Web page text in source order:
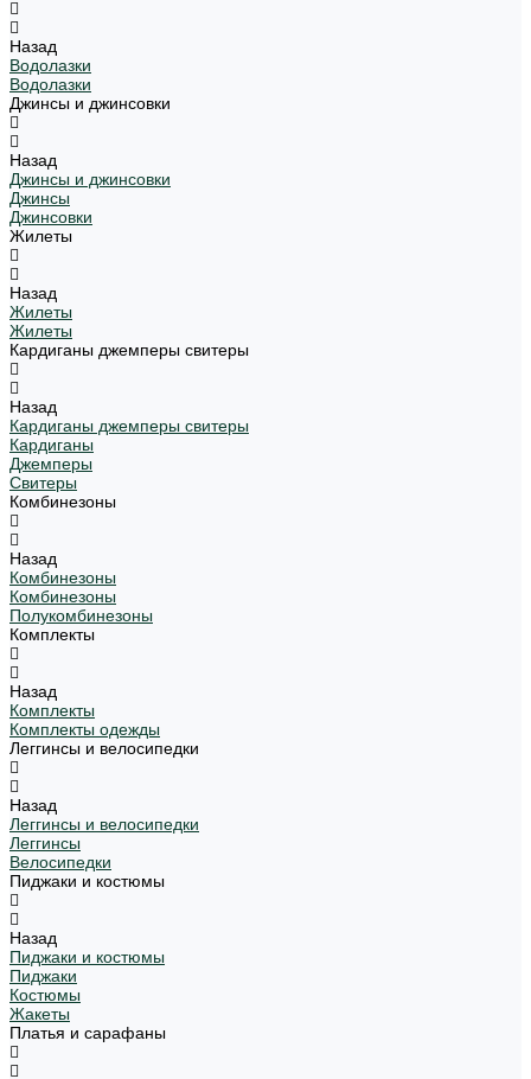
Назад
Водолазки
Водолазки
Джинсы и джинсовки
Назад
Джинсы и джинсовки
Джинсы
Джинсовки
Жилеты
Назад
Жилеты
Жилеты
Кардиганы джемперы свитеры
Назад
Кардиганы джемперы свитеры
Кардиганы
Джемперы
Свитеры
Комбинезоны
Назад
Комбинезоны
Комбинезоны
Полукомбинезоны
Комплекты
Назад
Комплекты
Комплекты одежды
Леггинсы и велосипедки
Назад
Леггинсы и велосипедки
Леггинсы
Велосипедки
Пиджаки и костюмы
Назад
Пиджаки и костюмы
Пиджаки
Костюмы
Жакеты
Платья и сарафаны